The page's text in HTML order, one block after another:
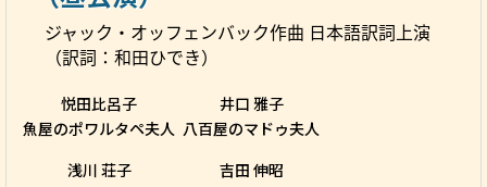
ジャック・オッフェンバック作曲 日本語訳詞上演
（訳詞：和田ひでき）
悦田比呂子
魚屋のポワルタペ夫人
井口 雅子
八百屋のマドゥ夫人
浅川 荘子
吉田 伸昭